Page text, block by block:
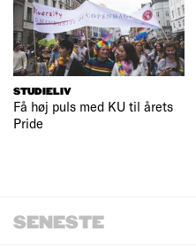
STUDIELIV
Få høj puls med KU til årets
Pride
SENESTE